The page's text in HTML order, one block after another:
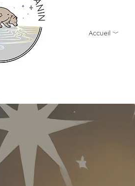
Accueil ﹀